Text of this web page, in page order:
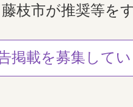
枝市が推奨等を
掲載を募集して